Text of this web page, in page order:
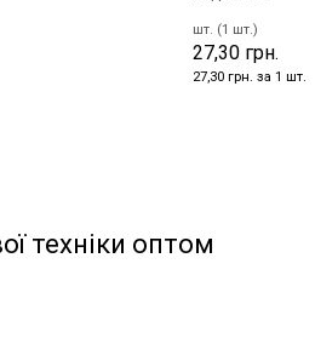
шт. (1 шт.)
27,30 грн.
27,30 грн. за 1 шт.
техніки оптом